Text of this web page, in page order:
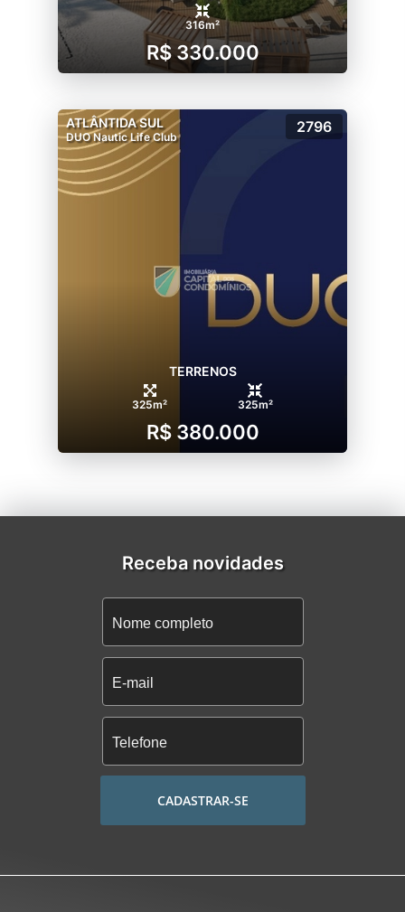
316m²
R$ 330.000
ATLÂNTIDA SUL
DUO Nautic Life Club
2796
TERRENOS
325m² 325m²
R$ 380.000
Receba novidades
CADASTRAR-SE